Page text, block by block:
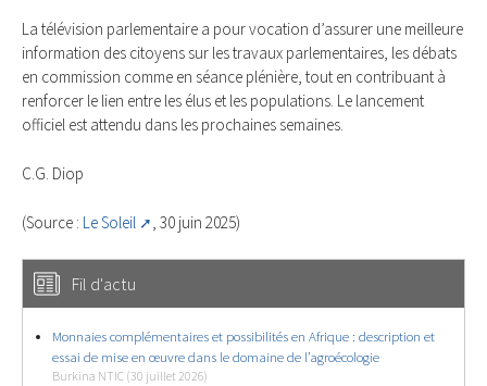
La télévision parlementaire a pour vocation d’assurer une meilleure
information des citoyens sur les travaux parlementaires, les débats
en commission comme en séance plénière, tout en contribuant à
renforcer le lien entre les élus et les populations. Le lancement
officiel est attendu dans les prochaines semaines.
C.G. Diop
(Source : Le Soleil , 30 juin 2025)
Fil d'actu
Monnaies complémentaires et possibilités en Afrique : description et
essai de mise en œuvre dans le domaine de l’agroécologie
Burkina NTIC (30 juillet 2026)